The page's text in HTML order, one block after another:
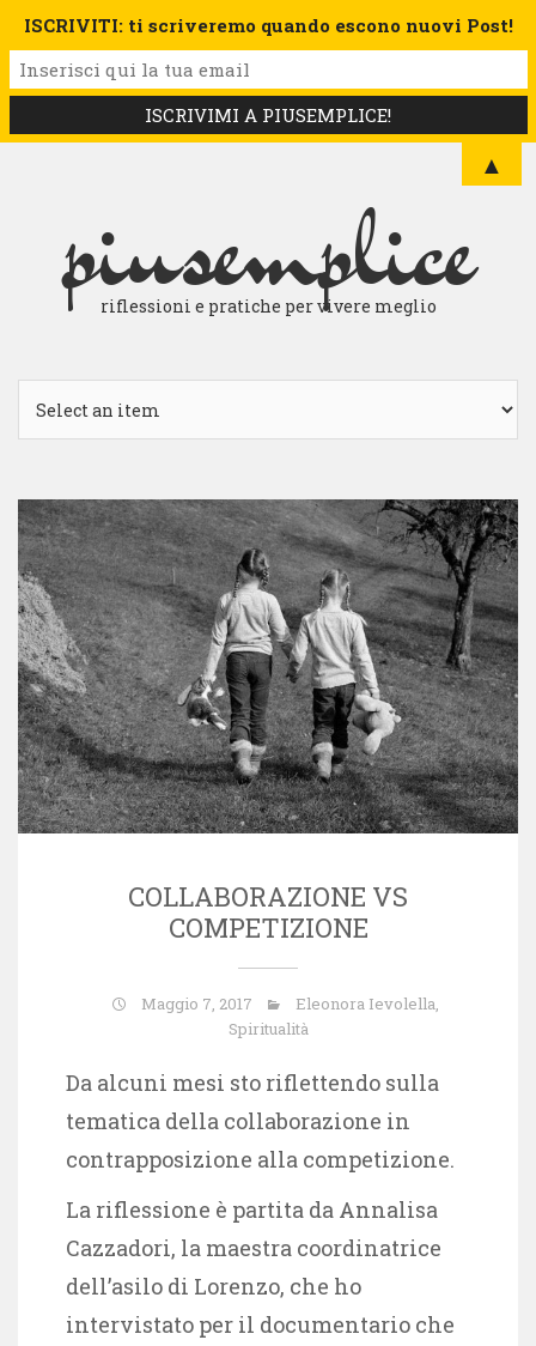
piusemplice
riflessioni e pratiche per vivere meglio
COLLABORAZIONE VS
COMPETIZIONE
Maggio 7, 2017 Eleonora Ievolella,
Spiritualità
Da alcuni mesi sto riflettendo sulla
tematica della collaborazione in
contrapposizione alla competizione.
La riflessione è partita da Annalisa
Cazzadori, la maestra coordinatrice
dell’asilo di Lorenzo, che ho
intervistato per il documentario che
ISCRIVITI: ti scriveremo quando escono nuovi Post!
▲